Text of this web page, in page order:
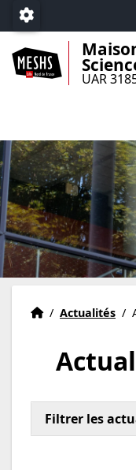
Accéder au menu
Accéder au contenu
Paramétrage
UAR
Accueil
Accueil
/ Actualités /
Filtrer les